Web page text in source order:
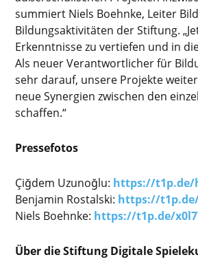
summiert Niels Boehnke, Leiter
Bildungsaktivitäten der Stiftung.
Erkenntnisse zu vertiefen und in
Als neuer Verantwortlicher für
sehr darauf, unsere Projekte
neue Synergien zwischen den
schaffen.“
Pressefotos
Çiğdem Uzunoğlu: https://t1p.de/
Benjamin Rostalski: https://
Niels Boehnke: https://t1p.de/
Über die Stiftung Digitale